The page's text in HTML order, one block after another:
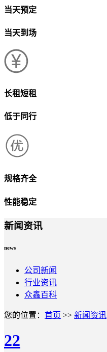
当天预定
当天到场
长租短租
低于同行
规格齐全
性能稳定
新闻资讯
news
公司新闻
行业资讯
众鑫百科
您的位置： 首页 >> 新闻资讯
22